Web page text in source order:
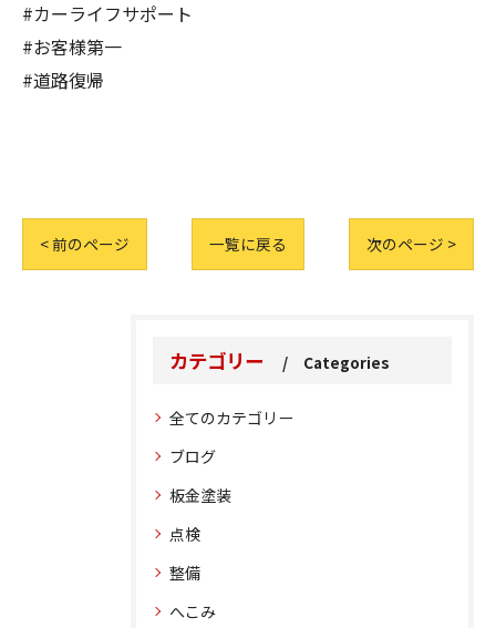
#カーライフサポート
#お客様第一
#道路復帰
< 前のページ 一覧に戻る 次のページ >
カテゴリー Categories
全てのカテゴリー
ブログ
板金塗装
点検
整備
へこみ